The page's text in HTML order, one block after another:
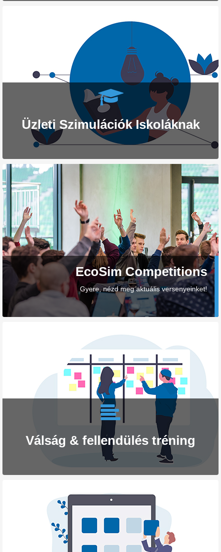
Üzleti Szimulációk Iskoláknak
EcoSim Competitions
Gyere, nézd meg aktuális versenyeinket!
Válság & fellendülés tréning